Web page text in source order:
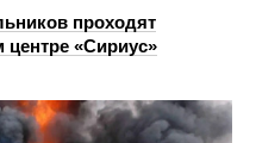
проходят
центре «Сириус»